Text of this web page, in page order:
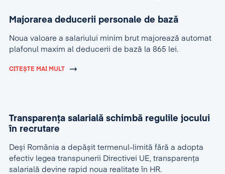
Majorarea deducerii personale de bază
Noua valoare a salariului minim brut majorează automat
plafonul maxim al deducerii de bază la 865 lei.
CITEȘTE MAI MULT
Transparența salarială schimbă regulile jocului
în recrutare
Deși România a depășit termenul-limită fără a adopta
efectiv legea transpunerii Directivei UE, transparența
salarială devine rapid noua realitate în HR.